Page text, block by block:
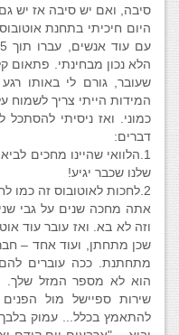
סיבה, ואם יש סיבה אז יש
היום חיכיתי בתחנת
הלא נכון מבחינתי. פתאום
שעובר, גורם לי באותו
המידות הייתי צריך
דברים:
1.הלוואי שהיינו מחכים
שלנו שכבר יגיע!
2.לחכות לאוטובוס זה כמו לחכות גם לבן/בת זוג.
אתה מחכה שנים על גבי
וזה לא בא. ואז עובר עוד
שכן מתחתן, ועוד אחד –
מתחתנת. ככה עוברים
הוא לא מספר המזל שלך.
שירות ספיישל מול
להתאמץ בכלל... עמוק